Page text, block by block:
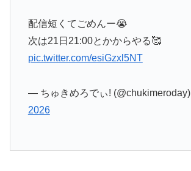
配信短くてごめんー😭
次は21日21:00とかからやる🥰
pic.twitter.com/esiGzxl5NT
— ちゅきめろでぃ! (@chukimeroday)
2026